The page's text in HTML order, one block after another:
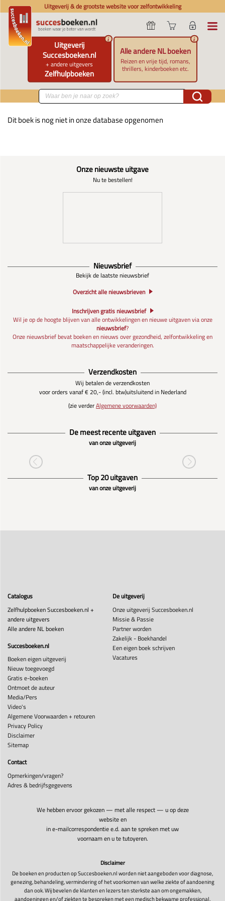
Uitgeverij & de grootste website voor zelfontwikkeling
Uitgeverij
Succesboeken.nl
+ andere uitgevers
Zelfhulpboeken
i
Alle andere NL boeken
Reizen en vrije tijd, romans,
thrillers, kinderboeken etc.
i
Onze nieuwste uitgave
Nu te bestellen!
Nieuwsbrief
Bekijk de laatste nieuwsbrief
Overzicht alle nieuwsbrieven
Inschrijven gratis nieuwsbrief
Wil je op de hoogte blijven van alle ontwikkelingen en nieuwe uitgaven via onze
nieuwsbrief?
Onze nieuwsbrief bevat boeken en nieuws over gezondheid, zelfontwikkeling en
maatschappelijke veranderingen.
Verzendkosten
Wij betalen de verzendkosten
voor orders vanaf € 20,- (incl. btw)uitsluitend in Nederland
(zie verderAlgemene voorwaarden)
De meest recente uitgaven
van onze uitgeverij
Top 20 uitgaven
van onze uitgeverij
Dit boek is nog niet in onze database opgenomen
Catalogus
Zelfhulpboeken Succesboeken.nl +
andere uitgevers
Alle andere NL boeken
Succesboeken.nl
Boeken eigen uitgeverij
Nieuw toegevoegd
Gratis e-boeken
Ontmoet de auteur
Media/Pers
Video's
Algemene Voorwaarden + retouren
Privacy Policy
Disclaimer
Sitemap
De uitgeverij
Onze uitgeverij Succesboeken.nl
Missie & Passie
Partner worden
Zakelijk - Boekhandel
Een eigen boek schrijven
Vacatures
Contact
Opmerkingen/vragen?
Adres & bedrijfsgegevens
We hebben ervoor gekozen — met alle respect — u op deze
website en
in e-mailcorrespondentie e.d. aan te spreken met uw
voornaam en u te tutoyeren.
Disclaimer
De boeken en producten op Succesboeken.nl worden niet aangeboden voor diagnose,
genezing, behandeling, vermindering of het voorkomen van welke ziekte of aandoening
dan ook. Wij bevelen de klanten en lezers ten sterkste aan om ongemakken,
aandoeningen en/of ziekten te bespreken met een medisch bekwame professional.